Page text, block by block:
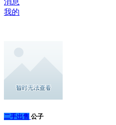
消息
我的
二手出售 公子